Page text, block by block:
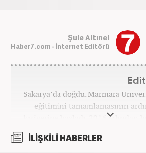
Şule Altınel
Haber7.com - İnternet Editörü
Sakarya’da doğdu. Marmara
eğitimini tamamlamasının
kariyerine başladı. 2016 yılından
itibaren Haber7’de
İLİŞKİLİ HABERLER